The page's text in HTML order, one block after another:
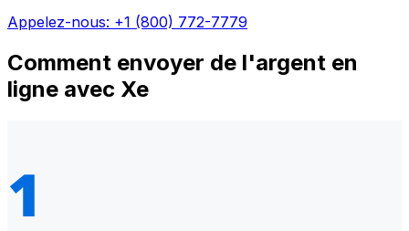
Appelez-nous: +1 (800) 772-7779
Comment envoyer de l'argent en
ligne avec Xe